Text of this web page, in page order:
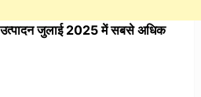
उत्पादन जुलाई 2025 में सबसे अधिक